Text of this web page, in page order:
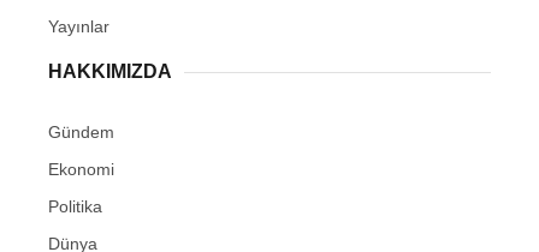
Yayınlar
HAKKIMIZDA
Gündem
Ekonomi
Politika
Dünya